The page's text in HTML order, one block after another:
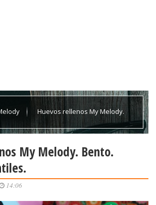
Huevos rellenos My Melody.
My Melody. Bento.
14:06